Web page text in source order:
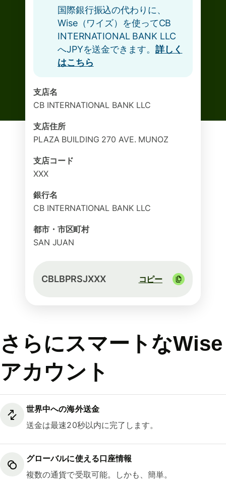
国際銀行振込の代わりに、
Wise（ワイズ）を使ってCB
INTERNATIONAL BANK LLC
へJPYを送金できます。 詳しく
はこちら
支店名
CB INTERNATIONAL BANK LLC
支店住所
PLAZA BUILDING 270 AVE. MUNOZ
支店コード
XXX
銀行名
CB INTERNATIONAL BANK LLC
都市・市区町村
SAN JUAN
CBLBPRSJXXX コピー
さらにスマートなWise
アカウント
世界中への海外送金
送金は最速20秒以内に完了します。
グローバルに使える口座情報
複数の通貨で受取可能。しかも、簡単。